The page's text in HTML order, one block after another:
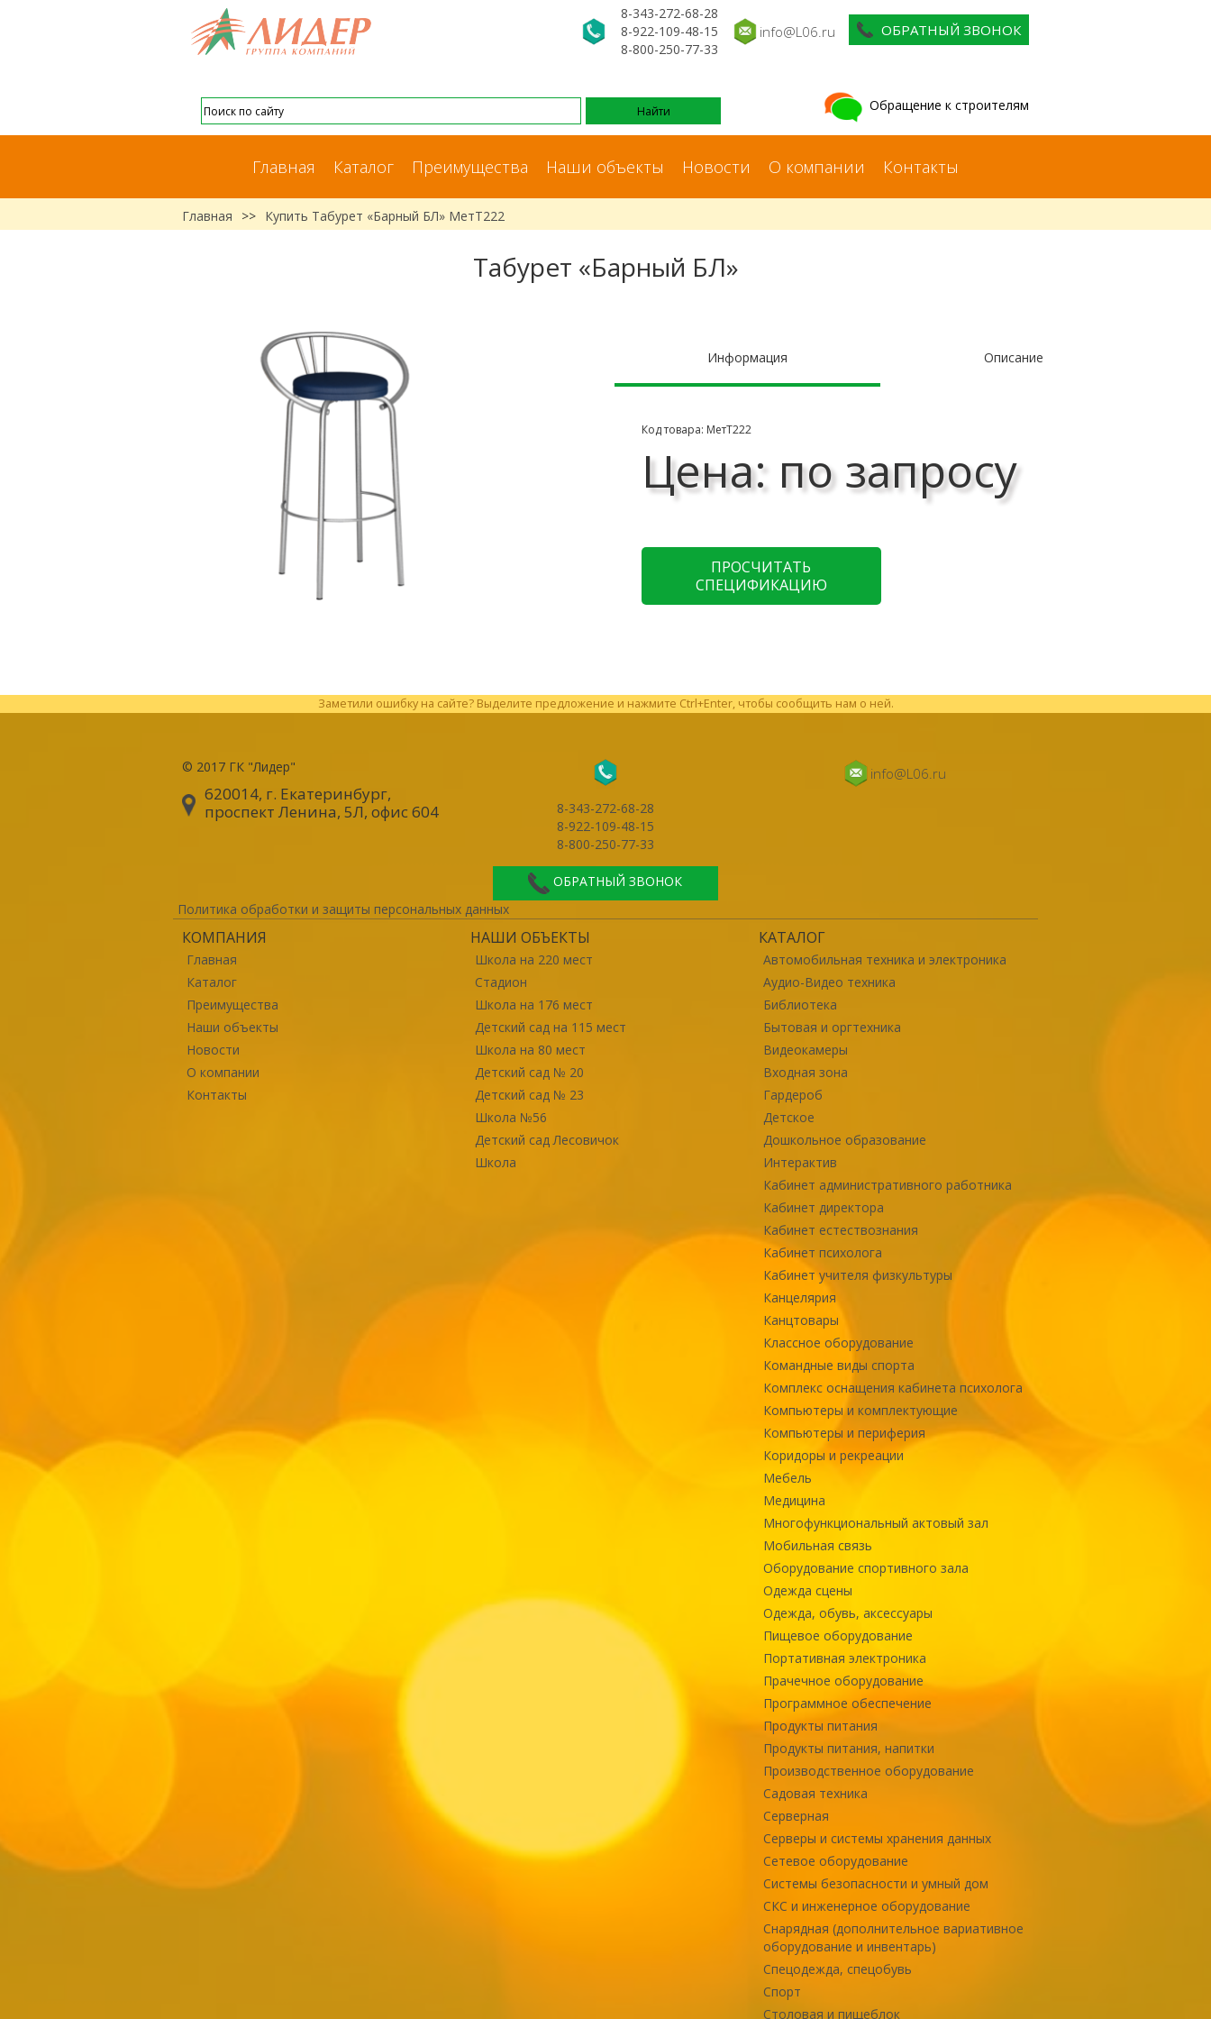
8-343-272-68-28
8-922-109-48-15
8-800-250-77-33
info@L06.ru ОБРАТНЫЙ ЗВОНОК
Обращение к строителям
Главная Каталог Преимущества Наши объекты Новости О компании Контакты
Главная >> Купить Табурет «Барный БЛ» МетТ222
Табурет «Барный БЛ»
Информация Описание
Код товара: МетТ222
Цена: по запросу
ПРОСЧИТАТЬ
СПЕЦИФИКАЦИЮ
Заметили ошибку на сайте? Выделите предложение и нажмите Ctrl+Enter, чтобы сообщить нам о ней.
© 2017 ГК "Лидер"
620014, г. Екатеринбург,
проспект Ленина, 5Л, офис 604
8-343-272-68-28
8-922-109-48-15
8-800-250-77-33
ОБРАТНЫЙ ЗВОНОК
info@L06.ru
Политика обработки и защиты персональных данных
КОМПАНИЯ
Главная
Каталог
Преимущества
Наши объекты
Новости
О компании
Контакты
НАШИ ОБЪЕКТЫ
Школа на 220 мест
Стадион
Школа на 176 мест
Детский сад на 115 мест
Школа на 80 мест
Детский сад № 20
Детский сад № 23
Школа №56
Детский сад Лесовичок
Школа
КАТАЛОГ
Автомобильная техника и электроника
Аудио-Видео техника
Библиотека
Бытовая и оргтехника
Видеокамеры
Входная зона
Гардероб
Детское
Дошкольное образование
Интерактив
Кабинет административного работника
Кабинет директора
Кабинет естествознания
Кабинет психолога
Кабинет учителя физкультуры
Канцелярия
Канцтовары
Классное оборудование
Командные виды спорта
Комплекс оснащения кабинета психолога
Компьютеры и комплектующие
Компьютеры и периферия
Коридоры и рекреации
Мебель
Медицина
Многофункциональный актовый зал
Мобильная связь
Оборудование спортивного зала
Одежда сцены
Одежда, обувь, аксессуары
Пищевое оборудование
Портативная электроника
Прачечное оборудование
Программное обеспечение
Продукты питания
Продукты питания, напитки
Производственное оборудование
Садовая техника
Серверная
Серверы и системы хранения данных
Сетевое оборудование
Системы безопасности и умный дом
СКС и инженерное оборудование
Снарядная (дополнительное вариативное
оборудование и инвентарь)
Спецодежда, спецобувь
Спорт
Столовая и пищеблок